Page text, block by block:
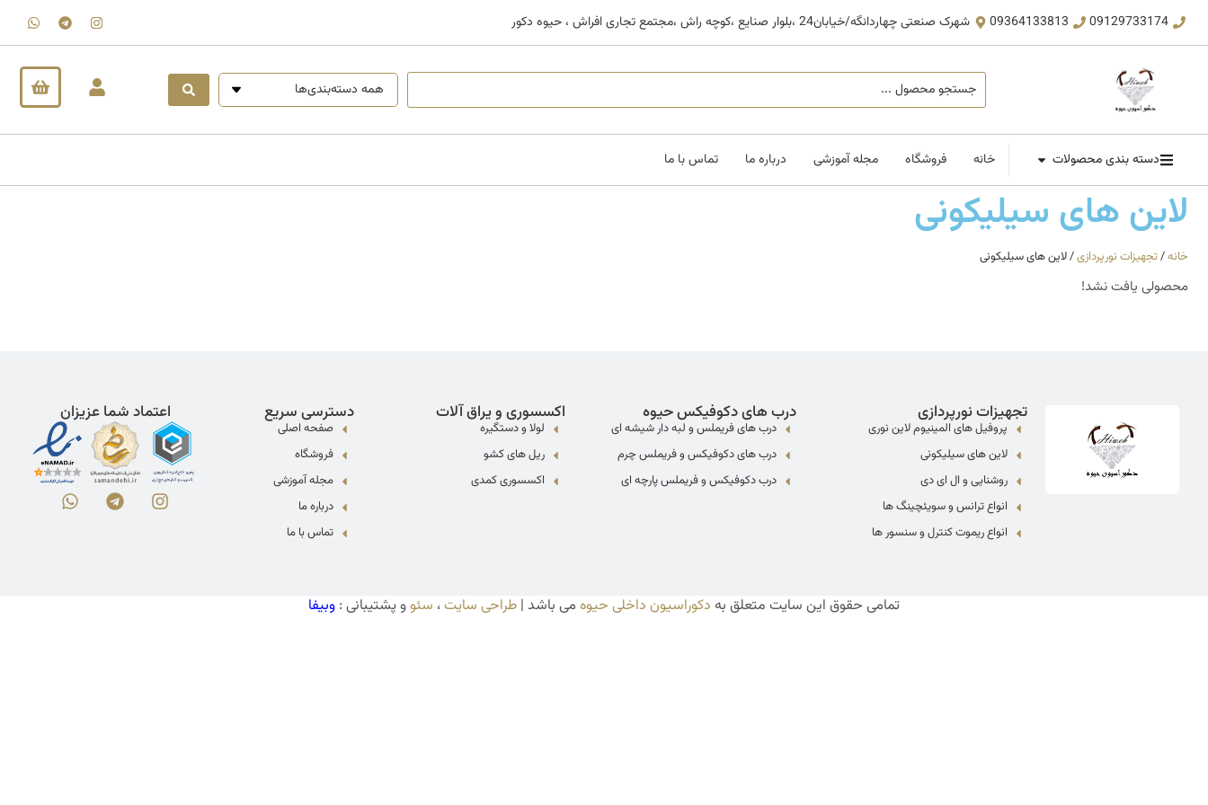
09129733174
09364133813 شهرک صنعتی چهاردانگه/خیابان24 ،بلوار صنایع ،کوچه راش ،مجتمع تجاری افراش ، حیوه دکور
همه دسته‌بندی‌ها
دسته بندی محصولات خانه فروشگاه مجله آموزشی درباره ما تماس با ما
لاین های سیلیکونی
خانه/تجهیزات نورپردازی/ لاین های سیلیکونی
محصولی یافت نشد!
تجهیزات نورپردازی
پروفیل های المینیوم لاین نوری
لاین های سیلیکونی
روشنایی و ال ای دی
انواع ترانس و سویئچینگ ها
انواع ریموت کنترل و سنسور ها
درب های دکوفیکس حیوه
درب های فریملس و لبه دار شیشه ای
درب های دکوفیکس و فریملس چرم
درب دکوفیکس و فریملس پارچه ای
اکسسوری و یراق آلات
لولا و دستگیره
ریل های کشو
اکسسوری کمدی
دسترسی سریع
صفحه اصلی
فروشگاه
مجله آموزشی
درباره ما
تماس با ما
اعتماد شما عزیزان
تمامی حقوق این سایت متعلق به دکوراسیون داخلی حیوه می باشد | طراحی سایت ، سئوو پشتیبانی : وبیفا